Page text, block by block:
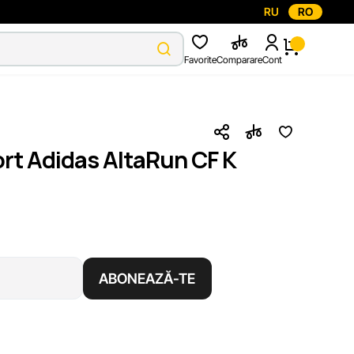
RU RO
FavoriteComparareCont
Adidas AltaRun CF K
ABONEAZĂ-TE